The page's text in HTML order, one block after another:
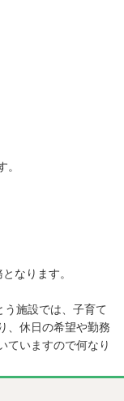
。
なります。
う施設では、子育て
、休日の希望や勤務
ていますので何なり